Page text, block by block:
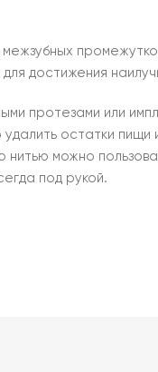
достижения
протезами или
остатки
нитью можно
под рукой.